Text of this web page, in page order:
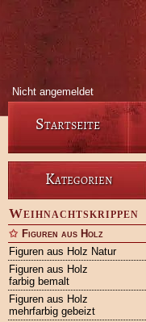
Nicht angemeldet
Startseite
Kategorien
Weihnachtskrippen
Figuren aus Holz
Figuren aus Holz Natur
Figuren aus Holz
farbig bemalt
Figuren aus Holz
mehrfarbig gebeizt